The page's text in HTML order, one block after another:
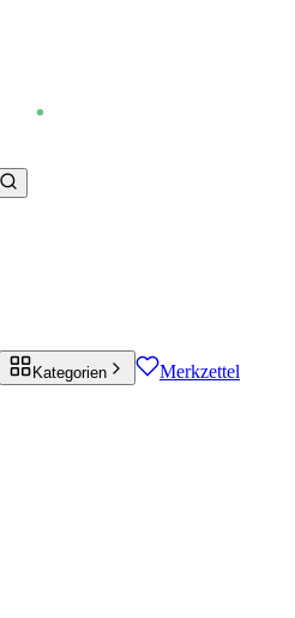
Kategorien Merkzettel